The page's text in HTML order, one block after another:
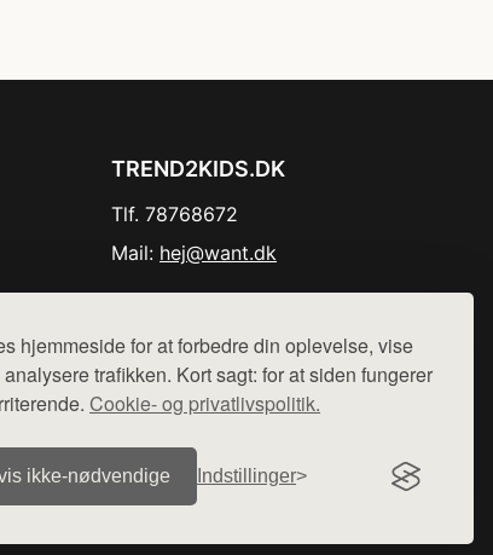
hjemmeside for at forbedre din oplevelse, vise
trafikken. Kort sagt: for at siden fungerer
Cookie- og privatlivspolitik.
ikke‑nødvendige Indstillinger
TREND2KIDS.DK
Tlf. 78768672
Mail: hej@want.dk
ikke varer fra denne side - vi henviser til de shops,